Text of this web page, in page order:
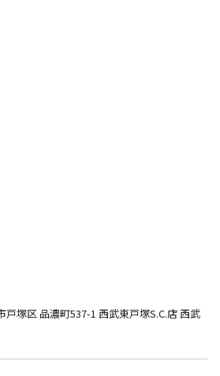
塚区 品濃町537-1 西武東戸塚S.C.店 西武